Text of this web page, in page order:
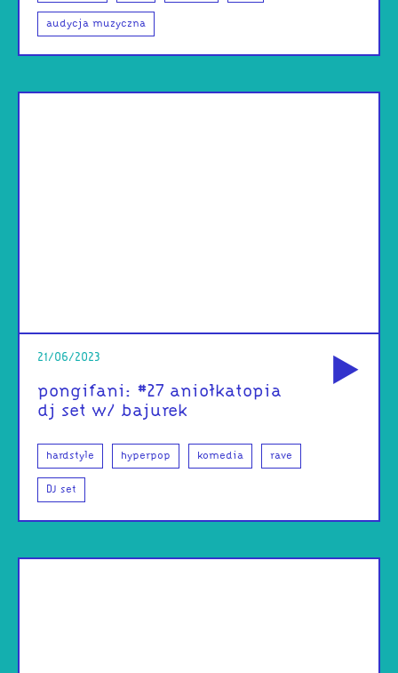
audycja muzyczna
21/06/2023
pongifani: #27 aniołkatopia
dj set w/ bajurek
hardstyle hyperpop komedia rave
DJ set